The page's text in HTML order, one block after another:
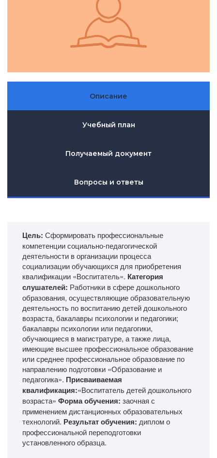
Описание
Учебный план
Получаемый документ
Вопросы и ответы
Цель: Сформировать профессиональные
компетенции социально-педагогической
деятельности в организации процесса
социализации обучающихся для приобретения
квалификации «Воспитатель». Категория
слушателей: Работники в сфере дошкольного
образования, осуществляющие образовательную
деятельность по воспитанию детей дошкольного
возраста, бакалавры психологии и педагогики;
бакалавры психологии или педагогики,
обучающиеся в магистратуре, а также лица,
имеющие высшее профессиональное образование
или среднее профессиональное образование по
направлению подготовки «Образование и
педагогика». Присваиваемая
квалификация:«Воспитатель детей дошкольного
возраста» Форма обучения: заочная с
применением дистанционных образовательных
технологий. Результат обучения: диплом о
профессиональной переподготовки
установленного образца.